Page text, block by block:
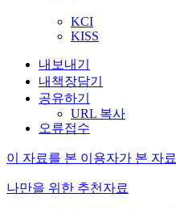
KCI
KISS
내보내기
내책장담기
공유하기
URL 복사
오류접수
이 자료를 본 이용자가 본 자료
나만을 위한 추천자료